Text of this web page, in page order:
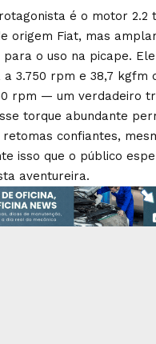
é o motor 2.2
origem Fiat, mas
o uso na picape.
a 3.750 rpm e 38,7 kgfm
rpm — um verdadeiro
torque abundante
confiantes,
isso que o público
aventureira.